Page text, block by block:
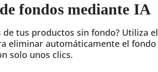
fondos mediante IA
de tus productos sin fondo? Utiliza el
eliminar automáticamente el fondo
solo unos clics.